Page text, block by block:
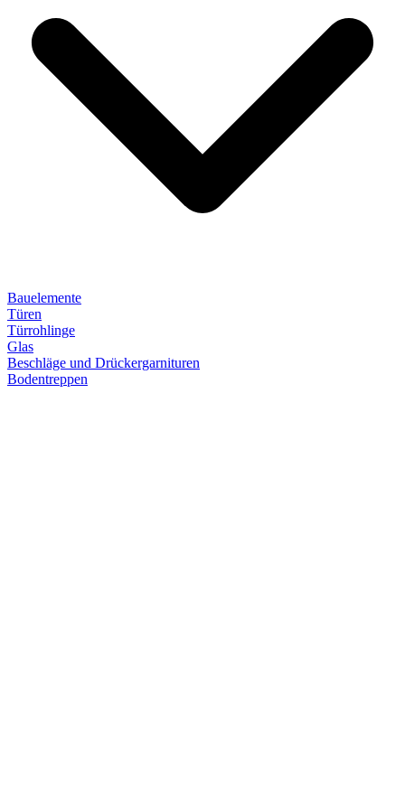
Bauelemente
Türen
Türrohlinge
Glas
Beschläge und Drückergarnituren
Bodentreppen